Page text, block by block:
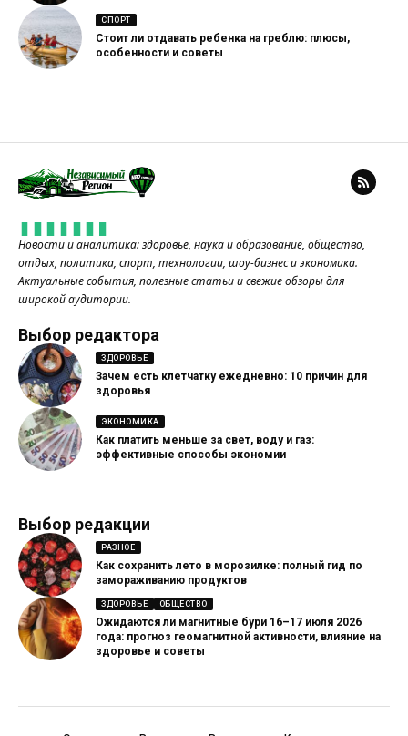
СПОРТ
Стоит ли отдавать ребенка на греблю: плюсы,
особенности и советы
Новости и аналитика: здоровье, наука и образование, общество,
отдых, политика, спорт, технологии, шоу-бизнес и экономика.
Актуальные события, полезные статьи и свежие обзоры для
широкой аудитории.
Выбор редактора
ЗДОРОВЬЕ
Зачем есть клетчатку ежедневно: 10 причин для
здоровья
ЭКОНОМИКА
Как платить меньше за свет, воду и газ:
эффективные способы экономии
Выбор редакции
РАЗНОЕ
Как сохранить лето в морозилке: полный гид по
замораживанию продуктов
ЗДОРОВЬЕ ОБЩЕСТВО
Ожидаются ли магнитные бури 16–17 июля 2026
года: прогноз геомагнитной активности, влияние на
здоровье и советы